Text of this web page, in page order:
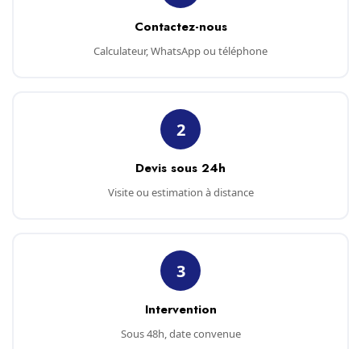
Contactez-nous
Calculateur, WhatsApp ou téléphone
2
Devis sous 24h
Visite ou estimation à distance
3
Intervention
Sous 48h, date convenue